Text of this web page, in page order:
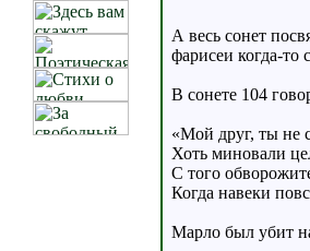
А весь сонет
фариcеи когда-то
В сонете 104
«Мой друг, ты не
Хоть миновали
С того
Когда навеки
Марло был убит